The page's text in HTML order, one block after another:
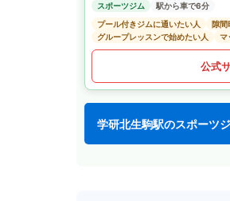
スポーツジム
駅から車で6分
プール付きジムに通いたい人
隙間
グループレッスンで始めたい人
マ
公式
学研北生駒駅のスポーツ